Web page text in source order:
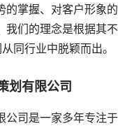
的掌握、对客户形象
我们的理念是根据其
同行业中脱颖而出。
划有限公司
司是一家多年专注